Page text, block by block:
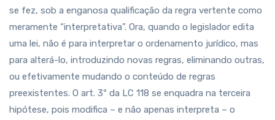
se fez, sob a enganosa qualificação da regra vertente como
meramente “interpretativa”. Ora, quando o legislador edita
uma lei, não é para interpretar o ordenamento jurídico, mas
para alterá-lo, introduzindo novas regras, eliminando outras,
ou efetivamente mudando o conteúdo de regras
preexistentes. O art. 3º da LC 118 se enquadra na terceira
hipótese, pois modifica – e não apenas interpreta – o